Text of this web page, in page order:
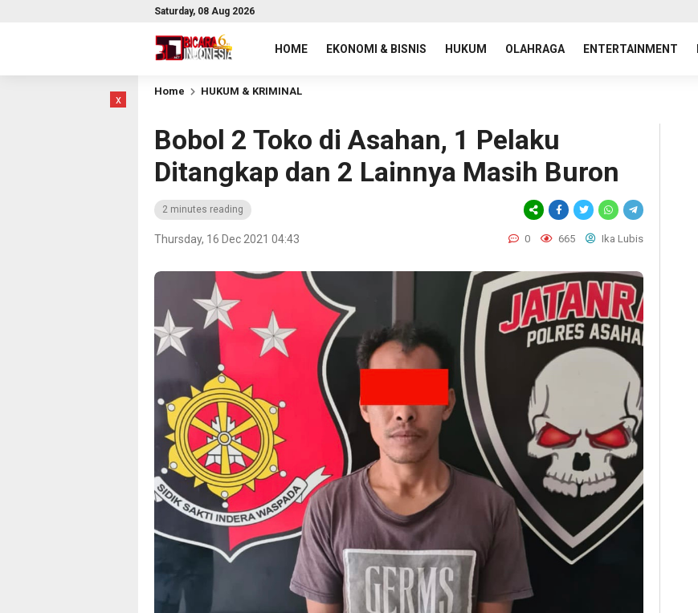
Saturday, 08 Aug 2026
HOME EKONOMI & BISNIS HUKUM OLAHRAGA ENTERTAINMENT
x
Home HUKUM & KRIMINAL
Bobol 2 Toko di Asahan, 1 Pelaku
Ditangkap dan 2 Lainnya Masih Buron
2 minutes reading
Thursday, 16 Dec 2021 04:43 0 665 Ika Lubis